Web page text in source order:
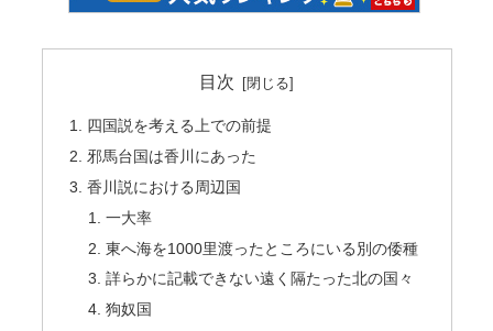
目次
四国説を考える上での前提
邪馬台国は香川にあった
香川説における周辺国
一大率
東へ海を1000里渡ったところにいる別の倭種
詳らかに記載できない遠く隔たった北の国々
狗奴国